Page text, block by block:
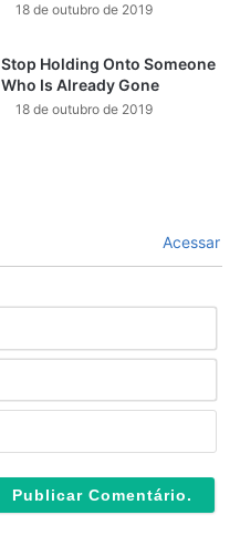
18 de outubro de 2019
Stop Holding Onto Someone
Who Is Already Gone
18 de outubro de 2019
Acessar
m
*a
l